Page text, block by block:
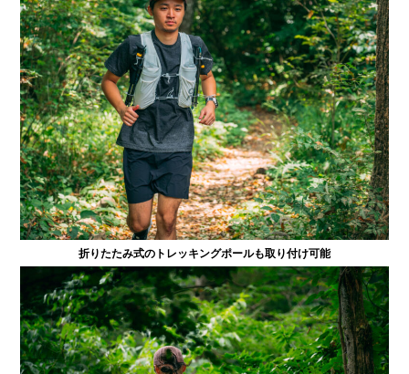
折りたたみ式のトレッキングポールも取り付け可能